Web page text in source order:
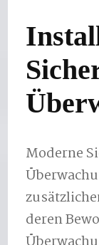
Moderne
deren